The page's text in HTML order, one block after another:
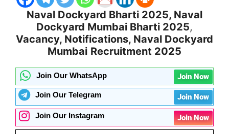
Naval Dockyard Bharti 2025, Naval
Dockyard Mumbai Bharti 2025,
Vacancy, Notifications, Naval Dockyard
Mumbai Recruitment 2025
Join Our WhatsApp Join Now
Join Our Telegram Join Now
Join Our Instagram Join Now